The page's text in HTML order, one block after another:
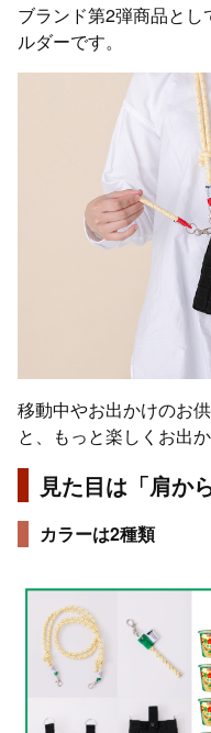
ブランド第2弾商品と
ルダーです。
移動中やお出かけのお
と、もっと楽しくお出
見た目は「肩か
カラーは2種類